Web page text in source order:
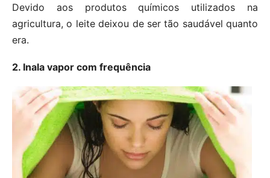
Devido aos produtos químicos utilizados na
agricultura, o leite deixou de ser tão saudável quanto
era.
2. Inala vapor com frequência